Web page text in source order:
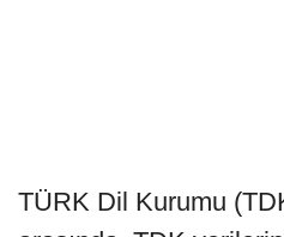
TÜRK Dil Kurumu